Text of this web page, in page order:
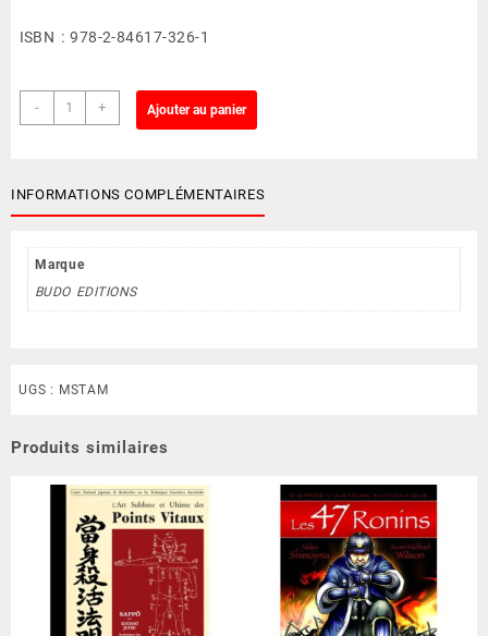
ISBN : 978-2-84617-326-1
-
quantité
de
Le
Sermon
Tengu
sur
+ Ajouter au panier
INFORMATIONS COMPLÉMENTAIRES
Marque
BUDO EDITIONS
UGS : MSTAM
Produits similaires